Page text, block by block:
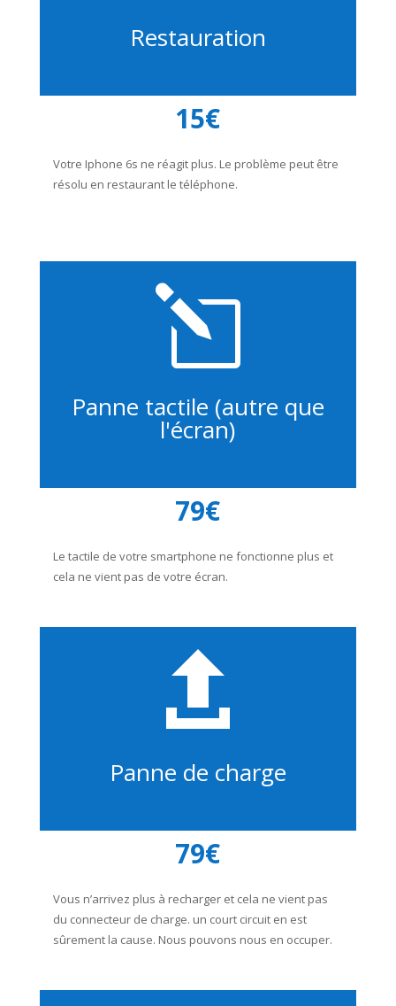
Restauration
15€
Votre Iphone 6s ne réagit plus. Le problème peut être
résolu en restaurant le téléphone.
l
Panne tactile (autre que
l'écran)
79€
Le tactile de votre smartphone ne fonctionne plus et
cela ne vient pas de votre écran.

Panne de charge
79€
Vous n’arrivez plus à recharger et cela ne vient pas
du connecteur de charge. un court circuit en est
sûrement la cause. Nous pouvons nous en occuper.